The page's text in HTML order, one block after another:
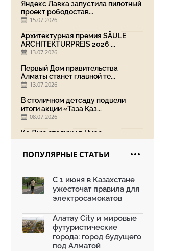
Яндекс Лавка запустила пилотный
проект рободостав...
15.07.2026
Архитектурная премия SÄULE
ARCHITEKTURPREIS 2026 ...
13.07.2026
Первый Дом правительства
Алматы станет главной те...
13.07.2026
В столичном детсаду подвели
итоги акции «Таза Қаз...
08.07.2026
Ко Дню столицы в Нуре
благоустроили шесть обществ...
03.07.2026
МЧС усилило мониторинг рек и
02.07.2026
На общественных слушаниях
представили экологическ...
30.06.2026
ПОПУЛЯРНЫЕ СТАТЬИ
С 1 июня в Казахстане
ужесточат правила для
электросамокатов
Алатау City и мировые
футуристические
города: город будущего
под Алматой